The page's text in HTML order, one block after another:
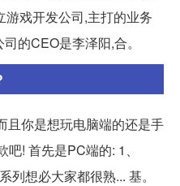
戏开发公司,主打的业务
的CEO是李泽阳,合。
且你是想玩电脑端的还是手
! 首先是PC端的: 1、
列想必大家都很熟... 基。